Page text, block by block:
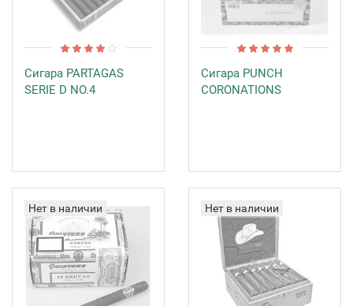
Сигара PARTAGAS
SERIE D NO.4
Сигара PUNCH
CORONATIONS
Нет в наличии Нет в наличии